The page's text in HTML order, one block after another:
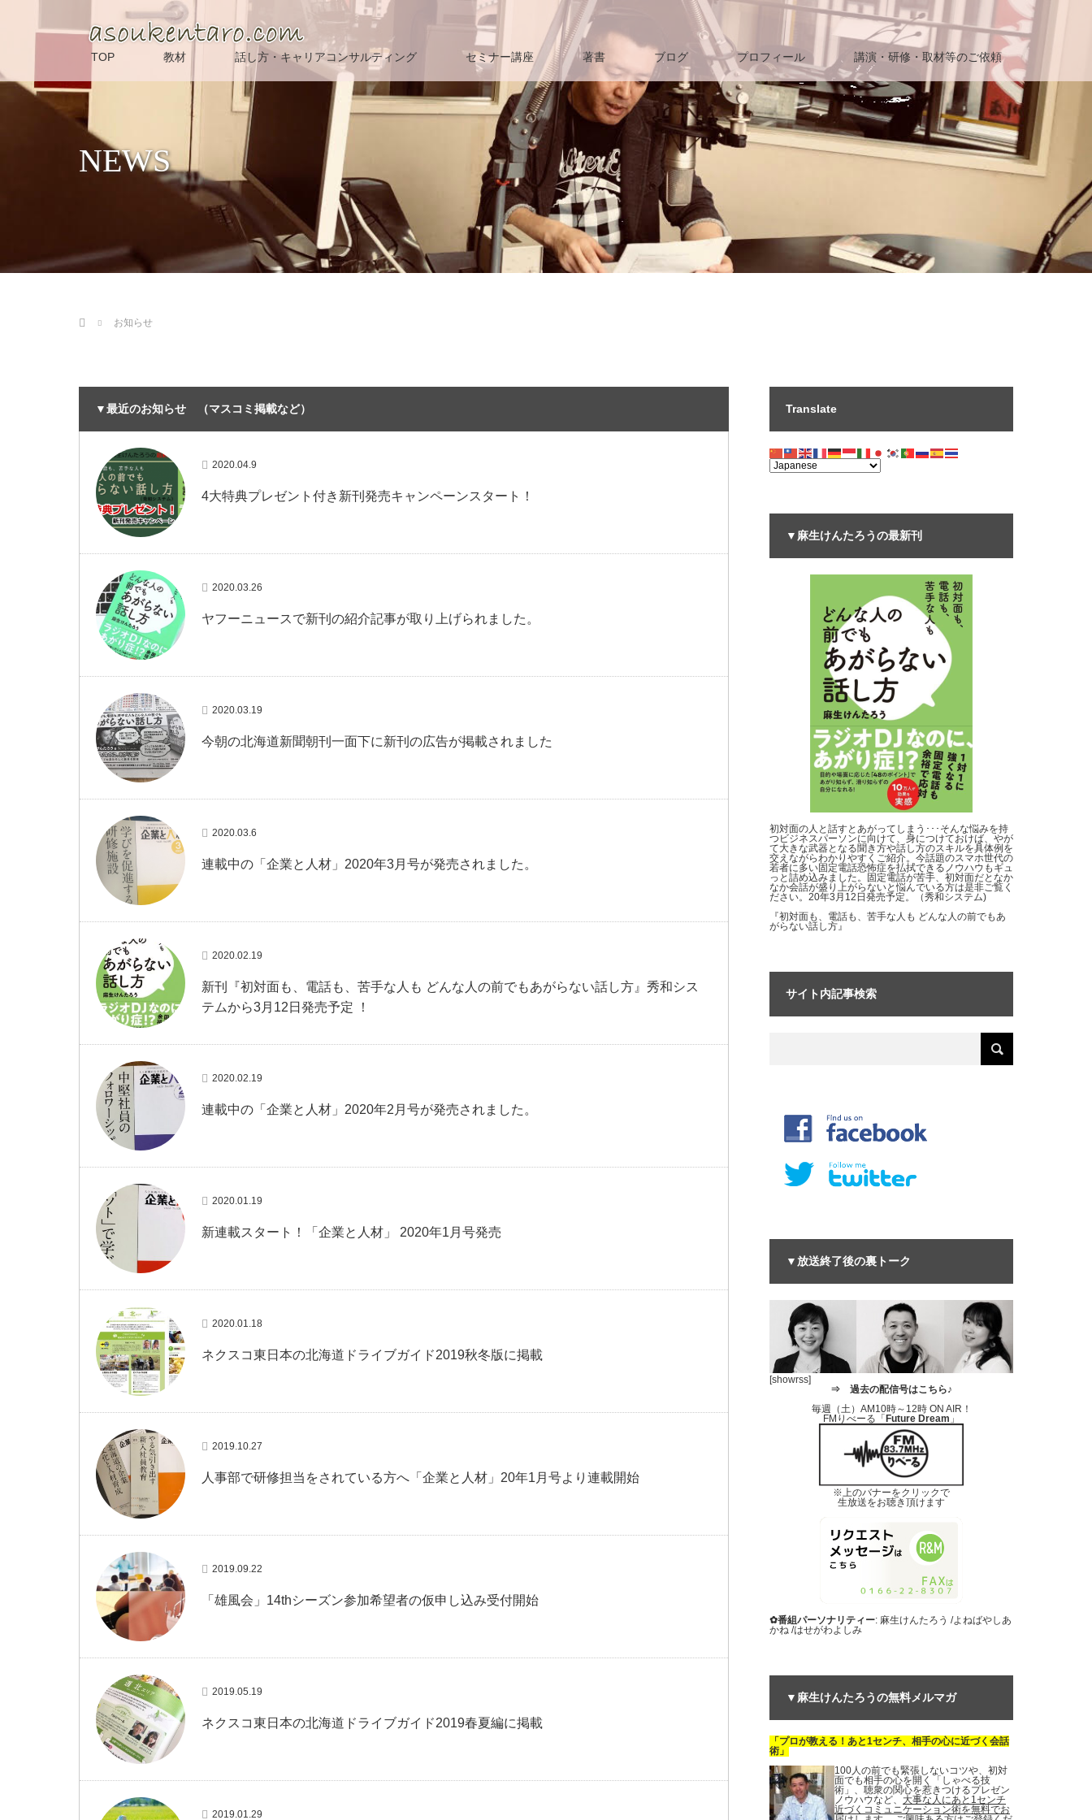
TOP 教材 話し方・キャリアコンサルティング セミナー講座 著書 ブログ プロフィール 講演・研修・取材等のご依頼
NEWS
お知らせ
▼最近のお知らせ （マスコミ掲載など）
2020.04.9
4大特典プレゼント付き新刊発売キャンペーンスタート！
2020.03.26
ヤフーニュースで新刊の紹介記事が取り上げられました。
2020.03.19
今朝の北海道新聞朝刊一面下に新刊の広告が掲載されました
2020.03.6
連載中の「企業と人材」2020年3月号が発売されました。
2020.02.19
新刊『初対面も、電話も、苦手な人も どんな人の前でもあがらない話し方』秀和シス
テムから3月12日発売予定 ！
2020.02.19
連載中の「企業と人材」2020年2月号が発売されました。
2020.01.19
新連載スタート！「企業と人材」 2020年1月号発売
2020.01.18
ネクスコ東日本の北海道ドライブガイド2019秋冬版に掲載
2019.10.27
人事部で研修担当をされている方へ「企業と人材」20年1月号より連載開始
2019.09.22
「雄風会」14thシーズン参加希望者の仮申し込み受付開始
2019.05.19
ネクスコ東日本の北海道ドライブガイド2019春夏編に掲載
2019.01.29
Translate
▼麻生けんたろうの最新刊
初対面の人と話すとあがってしまう･･･そんな悩みを持
つビジネスパーソンに向けて、身につけておけば、やが
て大きな武器となる聞き方や話し方のスキルを具体例を
交えながらわかりやすくご紹介。今話題のスマホ世代の
若者に多い固定電話恐怖症を払拭できるノウハウもギュ
っと詰め込みました。固定電話が苦手、初対面だとなか
なか会話が盛り上がらないと悩んでいる方は是非ご覧く
ださい。20年3月12日発売予定。（秀和システム)
『初対面も、電話も、苦手な人も どんな人の前でもあ
がらない話し方』
サイト内記事検索
▼放送終了後の裏トーク
[showrss]
⇒ 過去の配信号はこちら♪
毎週（土）AM10時～12時 ON AIR！
FMりべーる「Future Dream 」
※上のバナーをクリックで
生放送をお聴き頂けます
✿番組パーソナリティー: 麻生けんたろう /よねばやしあ
かね /はせがわよしみ
▼麻生けんたろうの無料メルマガ
「プロが教える！あと1センチ、相手の心に近づく会話
術」
100人の前でも緊張しないコツや、初対
面でも相手の心を開く「しゃべる技
術」、聴衆の関心を惹きつけるプレゼン
ノウハウなど、 大事な人にあと1センチ
近づくコミュニケーション術を無料でお